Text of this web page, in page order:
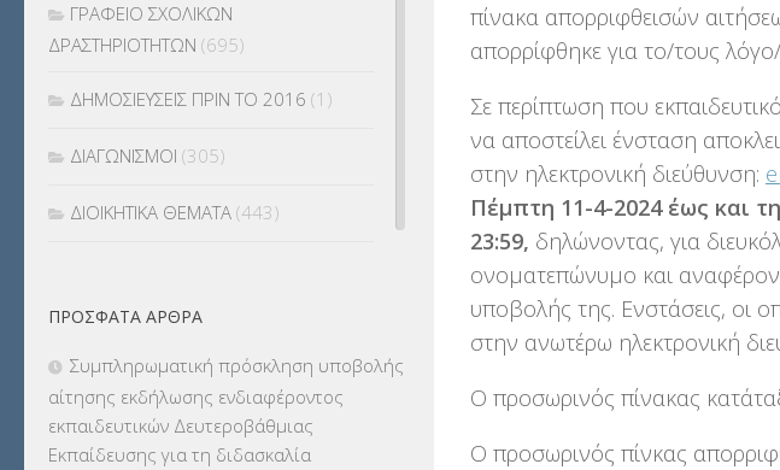
πίνακα απορριφθεισών
απορρίφθηκε για το/τους
Σε περίπτωση που
να αποστείλει ένσταση
στην ηλεκτρονική διεύθυνση:
Πέμπτη 11-4-2024 έως και
23:59, δηλώνοντας, για
ονοματεπώνυμο και
υποβολής της. Ενστάσεις, οι
στην ανωτέρω ηλεκτρονική
Ο προσωρινός πίνακας
Ο προσωρινός πίνκας
ΓΡΑΦΕΙΟ ΣΧΟΛΙΚΩΝ
ΔΡΑΣΤΗΡΙΟΤΗΤΩΝ (695)
ΔΗΜΟΣΙΕΥΣΕΙΣ ΠΡΙΝ ΤΟ 2016 (1)
ΔΙΑΓΩΝΙΣΜΟΙ (305)
ΔΙΟΙΚΗΤΙΚΑ ΘΕΜΑΤΑ (443)
ΕΚΔΡΟΜΕΣ(7.354)
ΕΚΠΑΙΔΕΥΤΙΚΑ ΘΕΜΑΤΑ (2.824)
ΕΠΑΛ(366)
ΠΡΌΣΦΑΤΑ ΆΡΘΡΑ
Συμπληρωματική πρόσκληση υποβολής
αίτησης εκδήλωσης ενδιαφέροντος
εκπαιδευτικών Δευτεροβάθμιας
Εκπαίδευσης για τη διδασκαλία